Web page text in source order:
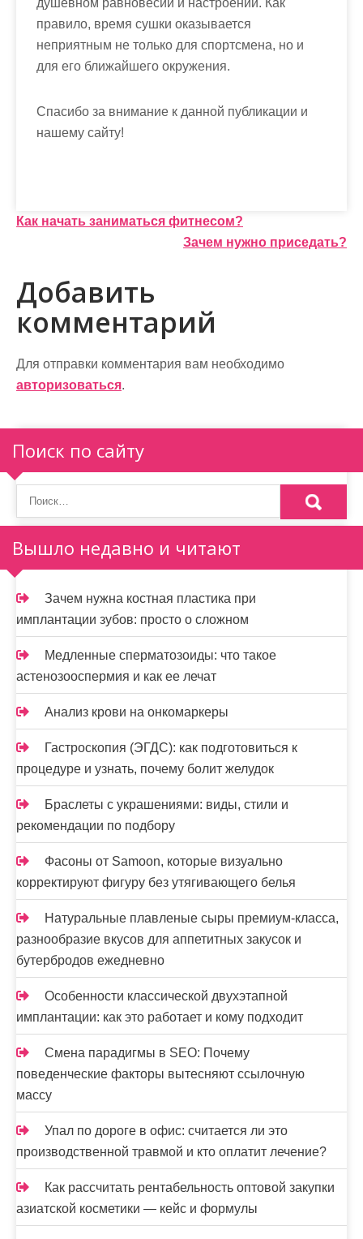
душевном равновесии и настроении. Как
правило, время сушки оказывается
неприятным не только для спортсмена, но и
для его ближайшего окружения.
Спасибо за внимание к данной публикации и
нашему сайту!
Н
в
и
а
и
я
п
о
з
а
п
и
с
я
м
Как начать заниматься фитнесом?
Зачем нужно приседать?
Добавить
комментарий
Для отправки комментария вам необходимо
авторизоваться.
Поиск по сайту
Вышло недавно и читают
Зачем нужна костная пластика при
имплантации зубов: просто о сложном
Медленные сперматозоиды: что такое
астенозооспермия и как ее лечат
Анализ крови на онкомаркеры
Гастроскопия (ЭГДС): как подготовиться к
процедуре и узнать, почему болит желудок
Браслеты с украшениями: виды, стили и
рекомендации по подбору
Фасоны от Samoon, которые визуально
корректируют фигуру без утягивающего белья
Натуральные плавленые сыры премиум-класса,
разнообразие вкусов для аппетитных закусок и
бутербродов ежедневно
Особенности классической двухэтапной
имплантации: как это работает и кому подходит
Смена парадигмы в SEO: Почему
поведенческие факторы вытесняют ссылочную
массу
Упал по дороге в офис: считается ли это
производственной травмой и кто оплатит лечение?
Как рассчитать рентабельность оптовой закупки
азиатской косметики — кейс и формулы